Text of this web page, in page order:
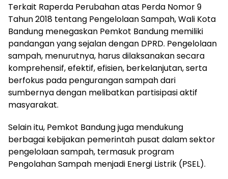
Terkait Raperda Perubahan atas Perda Nomor 9
Tahun 2018 tentang Pengelolaan Sampah, Wali Kota
Bandung menegaskan Pemkot Bandung memiliki
pandangan yang sejalan dengan DPRD. Pengelolaan
sampah, menurutnya, harus dilaksanakan secara
komprehensif, efektif, efisien, berkelanjutan, serta
berfokus pada pengurangan sampah dari
sumbernya dengan melibatkan partisipasi aktif
masyarakat.
Selain itu, Pemkot Bandung juga mendukung
berbagai kebijakan pemerintah pusat dalam sektor
pengelolaan sampah, termasuk program
Pengolahan Sampah menjadi Energi Listrik (PSEL).